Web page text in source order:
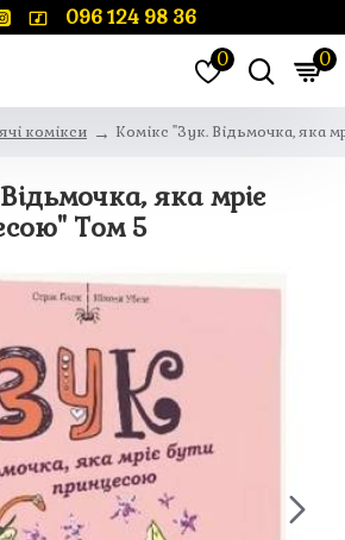
096 124 98 36
0 0
комікси Комікс "Зук. Відьмочка, яка
яка мріє
Том 5